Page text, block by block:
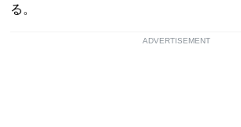
る。
ADVERTISEMENT